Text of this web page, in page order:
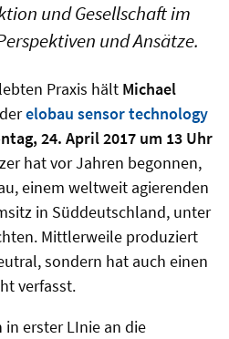
und Gesellschaft im
und Ansätze.
Praxis hält Michael
elobau sensor technology
24. April 2017 um 13 Uhr
hat vor Jahren begonnen,
einem weltweit agierenden
in Süddeutschland, unter
Mittlerweile produziert
sondern hat auch einen
verfasst.
erster LInie an die